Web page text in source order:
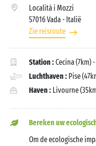
Località i Mozzi
57016 Vada- Italië
Zie reisroute
Station : Cecina
Luchthaven : Pise
Haven : Livourne
Bereken uw
Om de ecologische